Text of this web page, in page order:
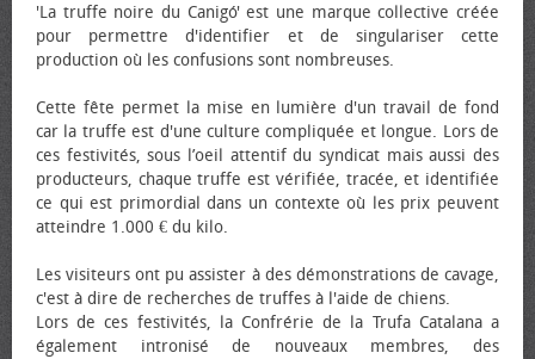
'La truffe noire du Canigó' est une marque collective créée
pour permettre d'identifier et de singulariser cette
production où les confusions sont nombreuses.
Cette fête permet la mise en lumière d'un travail de fond
car la truffe est d'une culture compliquée et longue. Lors de
ces festivités, sous l’œil attentif du syndicat mais aussi des
producteurs, chaque truffe est vérifiée, tracée, et identifiée
ce qui est primordial dans un contexte où les prix peuvent
atteindre 1.000 € du kilo.
Les visiteurs ont pu assister à des démonstrations de cavage,
c'est à dire de recherches de truffes à l'aide de chiens.
Lors de ces festivités, la Confrérie de la Trufa Catalana a
également intronisé de nouveaux membres, des